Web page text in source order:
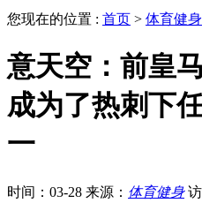
您现在的位置 : 首页 > 体育健身
意天空：前皇
成为了热刺下
一
时间：03-28 来源： 体育健身